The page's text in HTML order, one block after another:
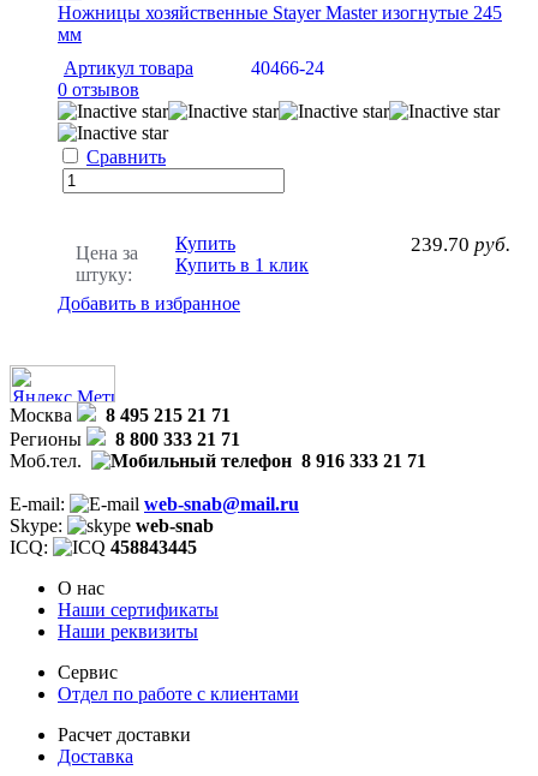
Ножницы хозяйственные Stayer Master изогнутые 245
мм
Артикул товара
40466-24
0 отзывов
Сравнить
Цена за
штуку:
239.70 руб.
Купить
Купить в 1 клик
Добавить в избранное
Москва
8 495 215 21 71
Регионы
8 800 333 21 71
Моб.тел.
8 916 333 21 71
E-mail:
web-snab@mail.ru
Skype:
web-snab
ICQ:
458843445
О нас
Наши сертификаты
Наши реквизиты
Сервис
Отдел по работе с клиентами
Расчет доставки
Доставка